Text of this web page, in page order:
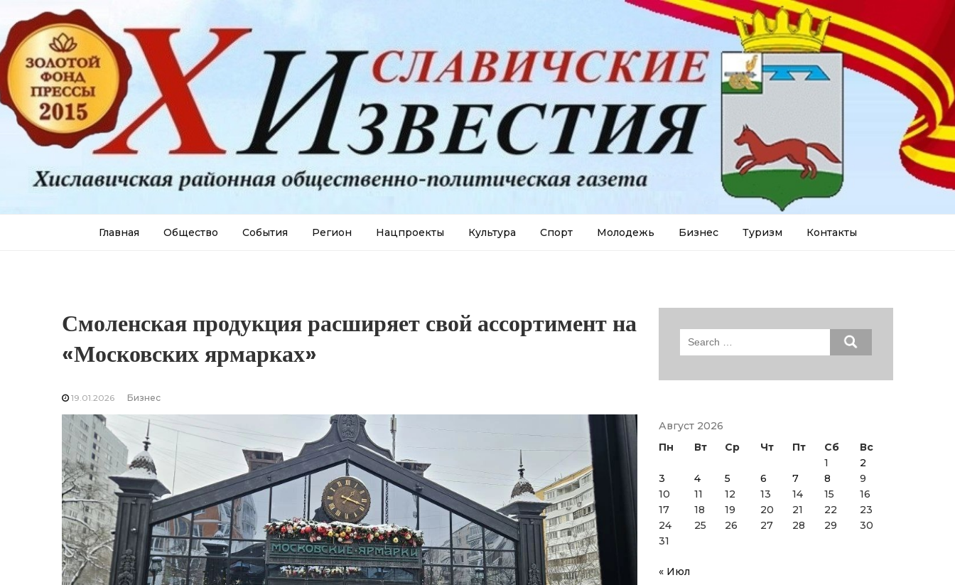
Главная Общество События Регион Нацпроекты Культура Спорт Молодежь Бизнес Туризм Контакты
Смоленская продукция расширяет свой ассортимент на
«Московских ярмарках»
19.01.2026 Бизнес
Search
Август 2026
Пн
Вт Ср Чт Пт Сб
Вс
1
2
3
4 5 6 7 8
9
10
11 12 13 14 15
16
17
18 19 20 21 22
23
24
25 26 27 28 29
30
31
« Июл